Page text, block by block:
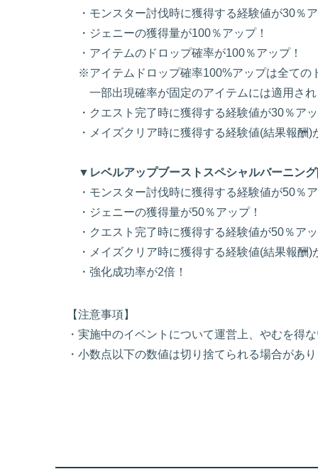
・モンスター討伐時に獲得する経験値が30％
・ジェニーの獲得量が100％アップ！
・アイテムのドロップ確率が100％アップ！
※アイテムドロップ確率100%アップは全ての
一部出現確率が固定のアイテムには適用され
・クエスト完了時に獲得する経験値が30％ア
・メイズクリア時に獲得する経験値(結果報酬)
▼レベルアップブーストスペシャルバーニン
・モンスター討伐時に獲得する経験値が50％
・ジェニーの獲得量が50％アップ！
・クエスト完了時に獲得する経験値が50％ア
・メイズクリア時に獲得する経験値(結果報酬)
・強化成功率が2倍！
【注意事項】
・実施中のイベントについて運営上、やむを得
・小数点以下の数値は切り捨てられる場合があ